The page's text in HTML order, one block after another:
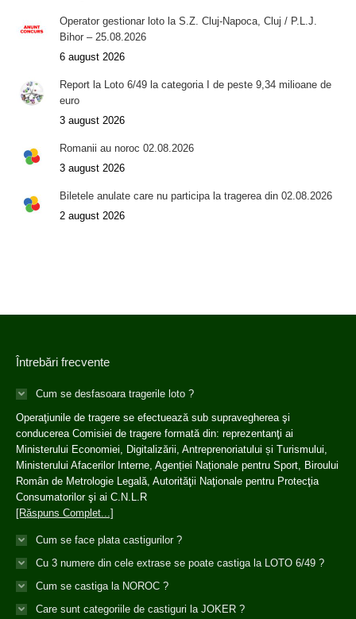
Operator gestionar loto la S.Z. Cluj-Napoca, Cluj / P.L.J.
Bihor – 25.08.2026
6 august 2026
Report la Loto 6/49 la categoria I de peste 9,34 milioane de
euro
3 august 2026
Romanii au noroc 02.08.2026
3 august 2026
Biletele anulate care nu participa la tragerea din 02.08.2026
2 august 2026
Întrebări frecvente
Cum se desfasoara tragerile loto ?
Operaţiunile de tragere se efectuează sub supravegherea şi
conducerea Comisiei de tragere formată din: reprezentanţi ai
Ministerului Economiei, Digitalizării, Antreprenoriatului și Turismului,
Ministerului Afacerilor Interne, Agenției Naționale pentru Sport, Biroului
Român de Metrologie Legală, Autorităţii Naţionale pentru Protecţia
Consumatorilor şi ai C.N.L.R
[Răspuns Complet...]
Cum se face plata castigurilor ?
Cu 3 numere din cele extrase se poate castiga la LOTO 6/49 ?
Cum se castiga la NOROC ?
Care sunt categoriile de castiguri la JOKER ?